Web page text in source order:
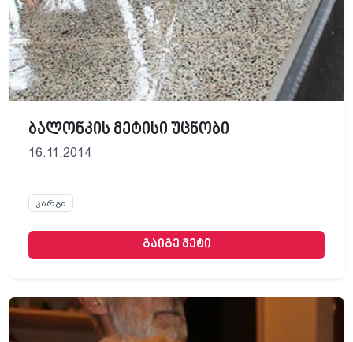
ბალონკის მეტისი უცნობი
16.11.2014
კარგი
გაიგე მეტი